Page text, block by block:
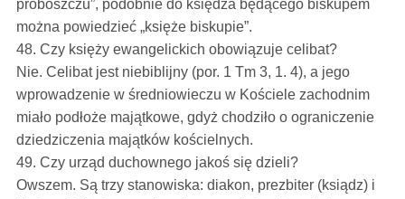
proboszczu”, podobnie do księdza będącego biskupem
można powiedzieć „księże biskupie”.
48. Czy księży ewangelickich obowiązuje celibat?
Nie. Celibat jest niebiblijny (por. 1 Tm 3, 1. 4), a jego
wprowadzenie w średniowieczu w Kościele zachodnim
miało podłoże majątkowe, gdyż chodziło o ograniczenie
dziedziczenia majątków kościelnych.
49. Czy urząd duchownego jakoś się dzieli?
Owszem. Są trzy stanowiska: diakon, prezbiter (ksiądz) i